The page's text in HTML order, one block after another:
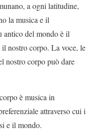
a ogni latitudine,
la musica e il
antico del mondo è il
nostro corpo. La voce, le
nostro corpo può dare
è musica in
attraverso cui i
e il mondo.